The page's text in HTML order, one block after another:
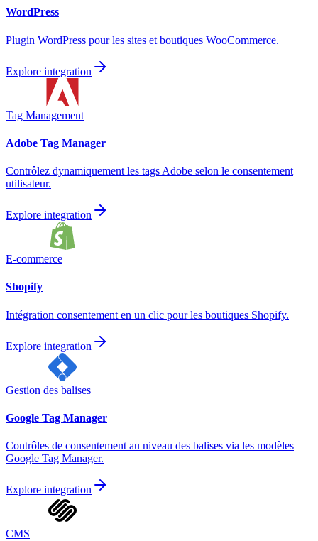
WordPress
Plugin WordPress pour les sites et boutiques WooCommerce.
Explore integration
Tag Management
Adobe Tag Manager
Contrôlez dynamiquement les tags Adobe selon le consentement
utilisateur.
Explore integration
E-commerce
Shopify
Intégration consentement en un clic pour les boutiques Shopify.
Explore integration
Gestion des balises
Google Tag Manager
Contrôles de consentement au niveau des balises via les modèles
Google Tag Manager.
Explore integration
CMS